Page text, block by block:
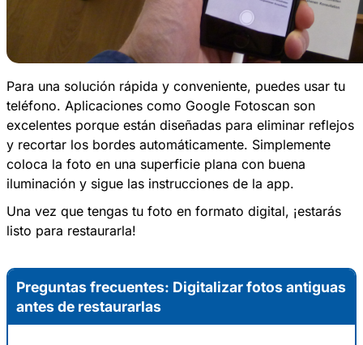
Para una solución rápida y conveniente, puedes usar tu
teléfono. Aplicaciones como Google Fotoscan son
excelentes porque están diseñadas para eliminar reflejos
y recortar los bordes automáticamente. Simplemente
coloca la foto en una superficie plana con buena
iluminación y sigue las instrucciones de la app.
Una vez que tengas tu foto en formato digital, ¡estarás
listo para restaurarla!
Preguntas frecuentes: Digitalizar fotos antiguas
antes de restaurarlas